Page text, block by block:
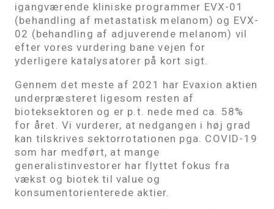
igangværende kliniske programmer EVX-01
(behandling af metastatisk melanom) og EVX-
02 (behandling af adjuverende melanom) vil
efter vores vurdering bane vejen for
yderligere katalysatorer på kort sigt.
Gennem det meste af 2021 har Evaxion aktien
underpræsteret ligesom resten af
bioteksektoren og er p.t. nede med ca. 58%
for året. Vi vurderer, at nedgangen i høj grad
kan tilskrives sektorrotationen pga. COVID-19
som har medført, at mange
generalistinvestorer har flyttet fokus fra
vækst og biotek til value og
konsumentorienterede aktier.